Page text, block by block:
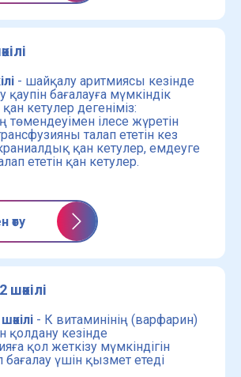
- шайқалу аритмиясы кезінде
қаупін бағалауға мүмкіндік
кетулер дегеніміз:
төмендеуімен ілесе жүретін
талап ететін кез
қан кетулер, емдеуге
ететін қан кетулер.
өту
- К витаминінің (варфарин)
қолдану кезінде
қол жеткізу мүмкіндігін
үшін қызмет етеді